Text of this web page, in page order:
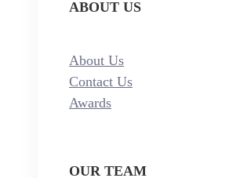
ABOUT US
About Us
Contact Us
Awards
OUR TEAM